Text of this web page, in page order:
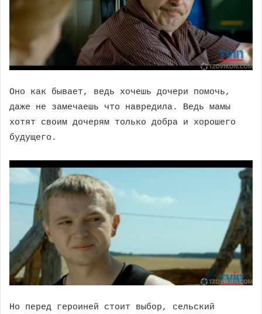
Оно как бывает, ведь хочешь дочери помочь,
даже не замечаешь что навредила. Ведь мамы
хотят своим дочерям только добра и хорошего
будущего.
Но перед героиней стоит выбор, сельский